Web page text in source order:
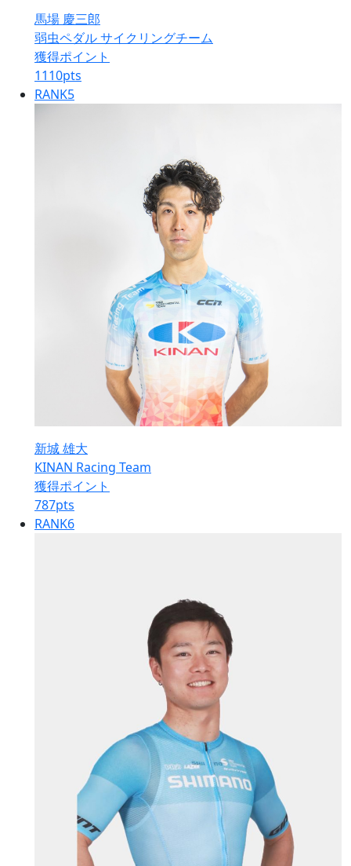
馬場 慶三郎
弱虫ペダル サイクリングチーム
獲得ポイント
1110pts
RANK5
新城 雄大
KINAN Racing Team
獲得ポイント
787pts
RANK6